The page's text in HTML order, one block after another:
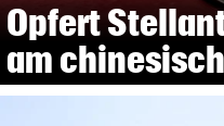
Opfert
am